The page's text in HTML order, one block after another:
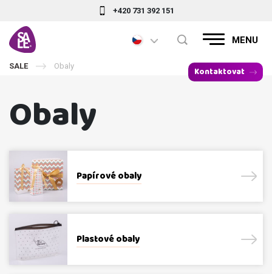
+420 731 392 151
MENU
SALE Obaly Kontaktovat
Obaly
Papírové obaly
Plastové obaly